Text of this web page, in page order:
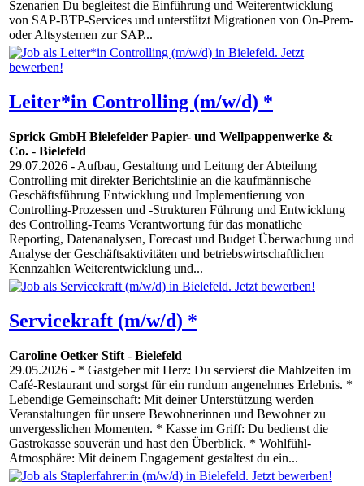
Szenarien Du begleitest die Einführung und Weiterentwicklung
von SAP-BTP-Services und unterstützt Migrationen von On-Prem-
oder Altsystemen zur SAP...
Leiter*in Controlling (m/w/d) *
Sprick GmbH Bielefelder Papier- und Wellpappenwerke &
Co. - Bielefeld
29.07.2026 - Aufbau, Gestaltung und Leitung der Abteilung
Controlling mit direkter Berichtslinie an die kaufmännische
Geschäftsführung Entwicklung und Implementierung von
Controlling-Prozessen und -Strukturen Führung und Entwicklung
des Controlling-Teams Verantwortung für das monatliche
Reporting, Datenanalysen, Forecast und Budget Überwachung und
Analyse der Geschäftsaktivitäten und betriebswirtschaftlichen
Kennzahlen Weiterentwicklung und...
Servicekraft (m/w/d) *
Caroline Oetker Stift - Bielefeld
29.05.2026 - * Gastgeber mit Herz: Du servierst die Mahlzeiten im
Café-Restaurant und sorgst für ein rundum angenehmes Erlebnis. *
Lebendige Gemeinschaft: Mit deiner Unterstützung werden
Veranstaltungen für unsere Bewohnerinnen und Bewohner zu
unvergesslichen Momenten. * Kasse im Griff: Du bedienst die
Gastrokasse souverän und hast den Überblick. * Wohlfühl-
Atmosphäre: Mit deinem Engagement gestaltest du ein...